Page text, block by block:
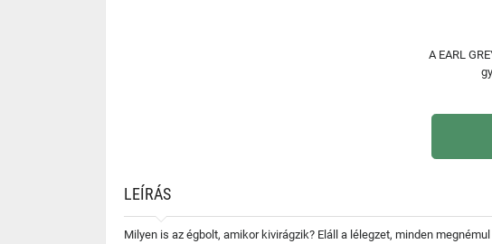
A EARL
LEÍRÁS
Milyen is az égbolt, amikor kivirágzik? Eláll a lélegzet, minden